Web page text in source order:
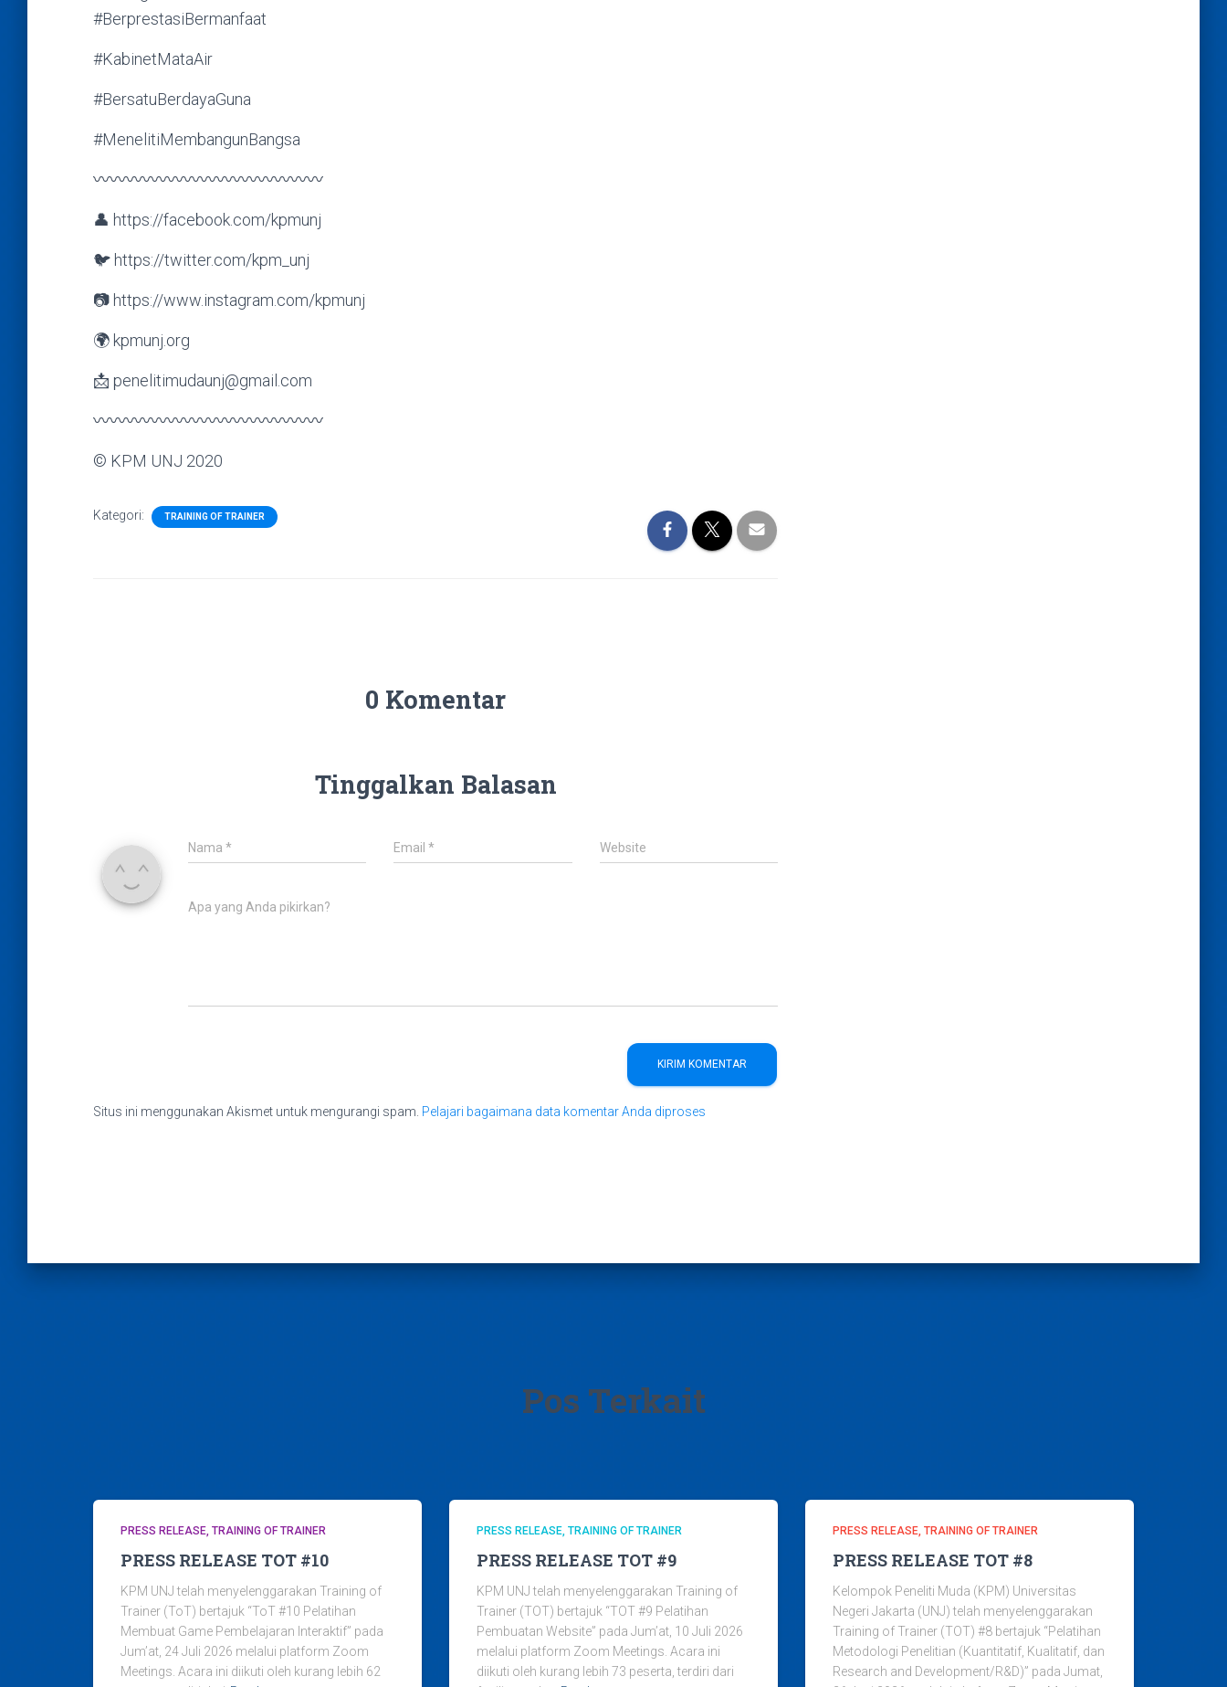
#BerprestasiBermanfaat
#KabinetMataAir
#BersatuBerdayaGuna
#MenelitiMembangunBangsa
〰〰〰〰〰〰〰〰〰〰〰〰〰〰
👤 https://facebook.com/kpmunj
🐦 https://twitter.com/kpm_unj
📷 https://www.instagram.com/kpmunj
🌍 kpmunj.org
📩 penelitimudaunj@gmail.com
〰〰〰〰〰〰〰〰〰〰〰〰〰〰
© KPM UNJ 2020
Kategori: TRAINING OF TRAINER
0 Komentar
Tinggalkan Balasan
Nama * Email* Website
Apa yang Anda pikirkan?
Situs ini menggunakan Akismet untuk mengurangi spam. Pelajari bagaimana data komentar Anda diproses
Pos Terkait
PRESS RELEASE TRAINING OF TRAINER
PRESS RELEASE TOT #10
KPM UNJ telah menyelenggarakan Training of
Trainer (ToT) bertajuk “ToT #10 Pelatihan
Membuat Game Pembelajaran Interaktif” pada
Jum’at, 24 Juli 2026 melalui platform Zoom
Meetings. Acara ini diikuti oleh kurang lebih 62
PRESS RELEASE TRAINING OF TRAINER
PRESS RELEASE TOT #9
KPM UNJ telah menyelenggarakan Training of
Trainer (TOT) bertajuk “TOT #9 Pelatihan
Pembuatan Website” pada Jum’at, 10 Juli 2026
melalui platform Zoom Meetings. Acara ini
diikuti oleh kurang lebih 73 peserta, terdiri dari
PRESS RELEASE TRAINING OF TRAINER
PRESS RELEASE TOT #8
Kelompok Peneliti Muda (KPM) Universitas
Negeri Jakarta (UNJ) telah menyelenggarakan
Training of Trainer (TOT) #8 bertajuk “Pelatihan
Metodologi Penelitian (Kuantitatif, Kualitatif, dan
Research and Development/R&D)” pada Jumat,